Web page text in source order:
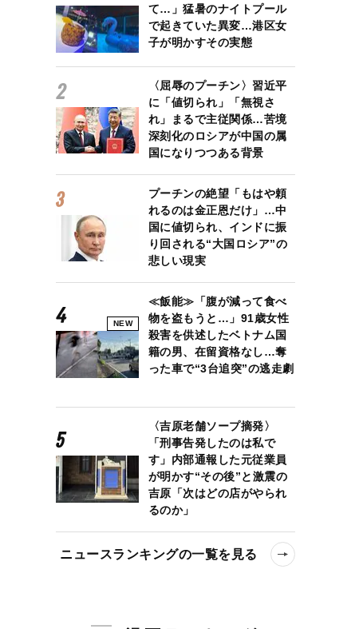
て…」猛暑のナイトプール
で起きていた異変…港区女
子が明かすその実態
〈屈辱のプーチン〉習近平
に「値切られ」「無視さ
れ」まるで主従関係…苦境
深刻化のロシアが中国の属
国になりつつある背景
プーチンの絶望「もはや頼
れるのは金正恩だけ」…中
国に値切られ、インドに振
り回される“大国ロシア”の
悲しい現実
NEW
≪飯能≫「腹が減って食べ
物を盗もうと…」91歳女性
殺害を供述したベトナム国
籍の男、在留資格なし…奪
った車で“3台追突”の逃走劇
〈吉原老舗ソープ摘発〉
「刑事告発したのは私で
す」内部通報した元従業員
が明かす“その後”と激震の
吉原「次はどの店がやられ
るのか」
ニュースランキングの一覧を見る